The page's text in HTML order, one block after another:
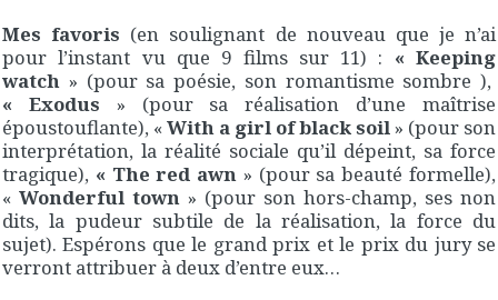
Mes favoris (en soulignant de nouveau que je n’ai
pour l’instant vu que 9 films sur 11) : « Keeping
watch » (pour sa poésie, son romantisme sombre ),
« Exodus » (pour sa réalisation d’une maîtrise
époustouflante), «With a girl of black soil» (pour son
interprétation, la réalité sociale qu’il dépeint, sa force
tragique), « The red awn » (pour sa beauté formelle),
« Wonderful town » (pour son hors-champ, ses non
dits, la pudeur subtile de la réalisation, la force du
sujet). Espérons que le grand prix et le prix du jury se
verront attribuer à deux d’entre eux…